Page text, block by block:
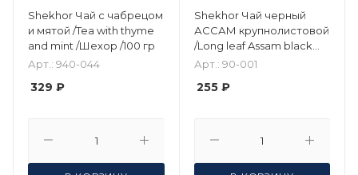
Shekhor Чай c чабрецом
и мятой /Tea with thyme
and mint /Шехор /100 гр
Арт.: 940-044
329 ₽
Shekhor Чай черный
АССАМ крупнолистовой
/Long leaf Assam black
Tea/Шехор /100 гр
Арт.: 90-001
255 ₽